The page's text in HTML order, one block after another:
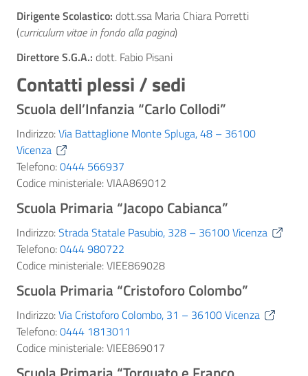
Dirigente Scolastico: dott.ssa Maria Chiara Porretti
(curriculum vitae in fondo alla pagina)
Direttore S.G.A.: dott. Fabio Pisani
Contatti plessi / sedi
Scuola dell’Infanzia “Carlo Collodi”
Indirizzo:Via Battaglione Monte Spluga, 48 – 36100
Vicenza
Telefono:0444 566937
Codice ministeriale: VIAA869012
Scuola Primaria “Jacopo Cabianca”
Indirizzo:Strada Statale Pasubio, 328 – 36100 Vicenza
Telefono:0444 980722
Codice ministeriale: VIEE869028
Scuola Primaria “Cristoforo Colombo”
Indirizzo:Via Cristoforo Colombo, 31 – 36100 Vicenza
Telefono:0444 1813011
Codice ministeriale: VIEE869017